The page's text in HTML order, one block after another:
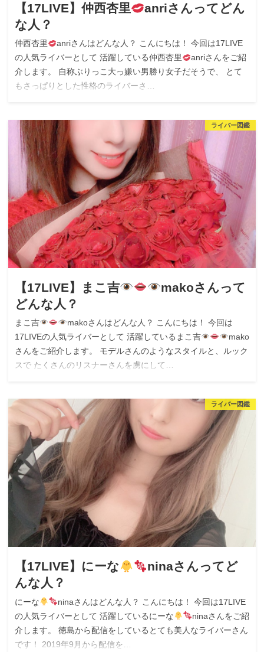
【17LIVE】仲西杏里
anriさんってどん
な人？
仲西杏里
anriさんはどんな人？ こんにちは！ 今回は17LIVE
の人気ライバーとして 活躍している仲西杏里
anriさんをご紹
介します。 自称ぶりっこ大っ嫌い男勝り女子だそうで、 とて
もさっぱりとした性格のライバーさ…
ライバー図鑑
【17LIVE】まこ吉
makoさんって
どんな人？
まこ吉
makoさんはどんな人？ こんにちは！ 今回は
17LIVEの人気ライバーとして 活躍しているまこ吉
mako
さんをご紹介します。 モデルさんのようなスタイルと、ルック
スで たくさんのリスナーさんを虜にして…
ライバー図鑑
【17LIVE】にーな
ninaさんってど
んな人？
にーな
ninaさんはどんな人？ こんにちは！ 今回は17LIVE
の人気ライバーとして 活躍しているにーな
ninaさんをご紹
介します。 徳島から配信をしているとても美人なライバーさん
です！ 2019年9月から配信を…